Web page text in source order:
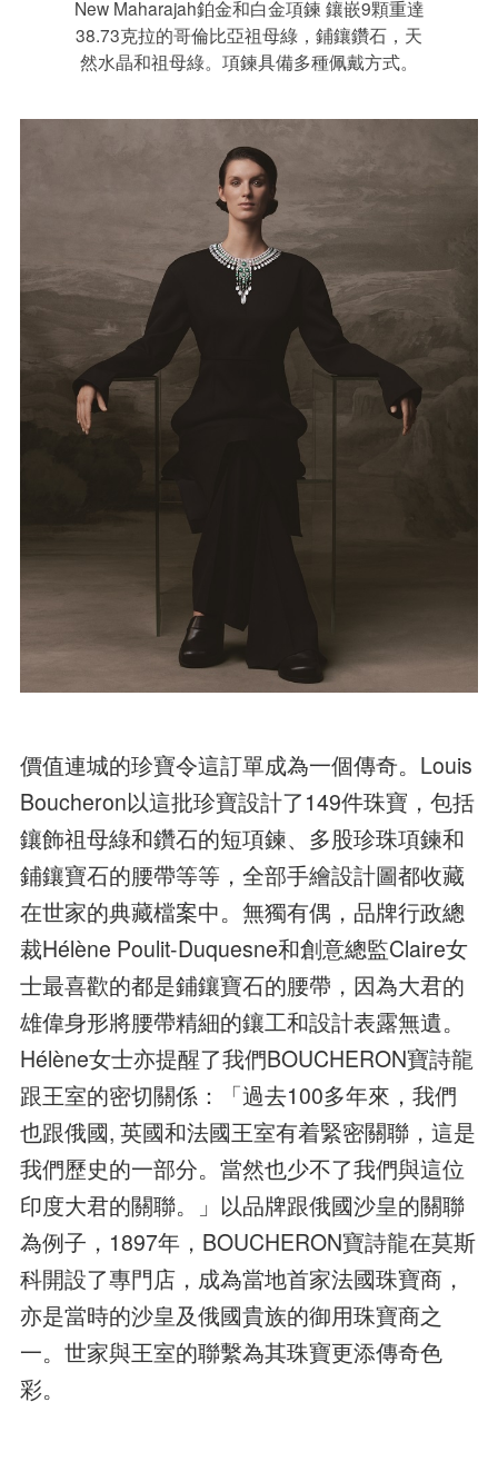
New Maharajah鉑金和白金項鍊 鑲嵌9顆重達
38.73克拉的哥倫比亞祖母綠，鋪鑲鑽石，天
然水晶和祖母綠。項鍊具備多種佩戴方式。
價值連城的珍寶令這訂單成為一個傳奇。Louis
Boucheron以這批珍寶設計了149件珠寶，包括
鑲飾祖母綠和鑽石的短項鍊、多股珍珠項鍊和
鋪鑲寶石的腰帶等等，全部手繪設計圖都收藏
在世家的典藏檔案中。無獨有偶，品牌行政總
裁Hélène Poulit-Duquesne和創意總監Claire女
士最喜歡的都是鋪鑲寶石的腰帶，因為大君的
雄偉身形將腰帶精細的鑲工和設計表露無遺。
Hélène女士亦提醒了我們BOUCHERON寶詩龍
跟王室的密切關係：「過去100多年來，我們
也跟俄國, 英國和法國王室有着緊密關聯，這是
我們歷史的一部分。當然也少不了我們與這位
印度大君的關聯。」以品牌跟俄國沙皇的關聯
為例子，1897年，BOUCHERON寶詩龍在莫斯
科開設了專門店，成為當地首家法國珠寶商，
亦是當時的沙皇及俄國貴族的御用珠寶商之
一。世家與王室的聯繫為其珠寶更添傳奇色
彩。